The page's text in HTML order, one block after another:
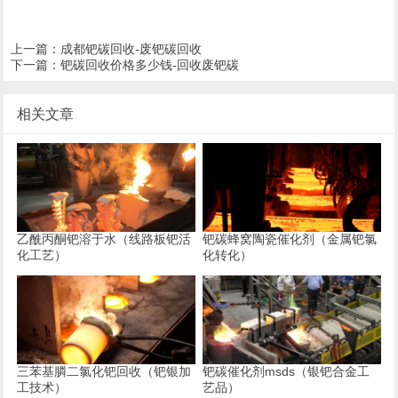
上一篇： 成都钯碳回收-废钯碳回收
下一篇：钯碳回收价格多少钱-回收废钯碳
相关文章
乙酰丙酮钯溶于水（线路板钯活
化工艺）
钯碳蜂窝陶瓷催化剂（金属钯氯
化转化）
三苯基膦二氯化钯回收（钯银加
工技术）
钯碳催化剂msds（银钯合金工
艺品）